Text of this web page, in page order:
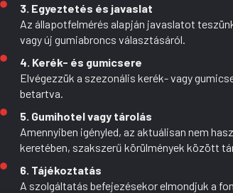
3. Egyeztetés és javaslat
Az állapotfelmérés alapján javaslatot
vagy új gumiabroncs választásáról.
4. Kerék- és gumicsere
Elvégezzük a szezonális kerék- vagy
betartva.
5. Gumihotel vagy tárolás
Amennyiben igényled, az aktuálisan nem
keretében, szakszerű körülmények között
6. Tájékoztatás
A szolgáltatás befejezésekor elmondjuk a